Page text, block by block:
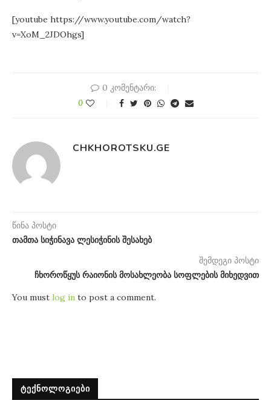
[youtube https://www.youtube.com/watch?
v=XoM_2JDOhgs]
0 კომენტარი:
0
CHKHOROTSKU.GE
წინა პოსტი
თამთა სიჭინავა ლესიჭინის შესახებ
შემდეგი პოსტი
ჩხოროწყუს რაიონის მოსახლეობა სოფლების მიხედვით
You must log in to post a comment.
ᲢᲔᲥᲜᲝᲚᲝᲒᲘᲔᲑᲘ